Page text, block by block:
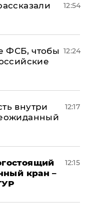
12:54
ФСБ, чтобы 12:24
внутри
12:17
кран –
12:15